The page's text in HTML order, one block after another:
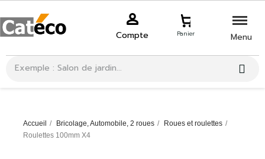
Compte Panier Menu
Accueil Bricolage, Automobile, 2 roues
Roues et roulettes
Roulettes 100mm X4